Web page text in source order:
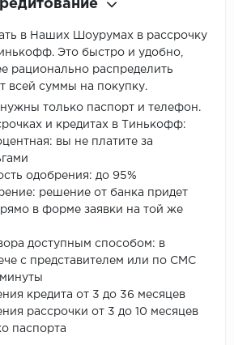
в Наших Шоурумах в рассрочку
Это быстро и удобно,
рационально распределить
всей суммы на покупку.
только паспорт и телефон.
и кредитах в Тинькофф:
вы не платите за
одобрения: до 95%
решение от банка придет
в форме заявки на той же
доступным способом: в
с представителем или по СМС
кредита от 3 до 36 месяцев
рассрочки от 3 до 10 месяцев
паспорта